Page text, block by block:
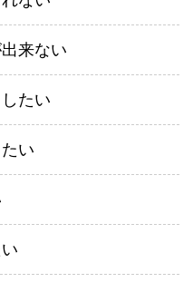
来ない
たい
い